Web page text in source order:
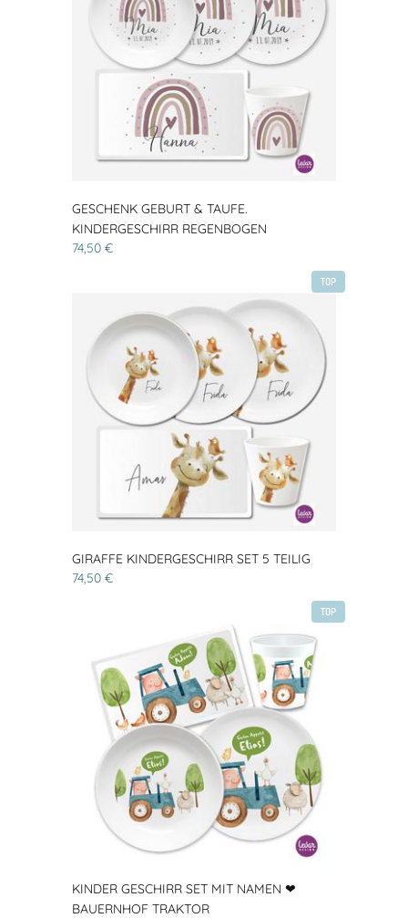
GESCHENK GEBURT & TAUFE.
KINDERGESCHIRR REGENBOGEN
74,50 €
TOP
GIRAFFE KINDERGESCHIRR SET 5 TEILIG
74,50 €
TOP
KINDER GESCHIRR SET MIT NAMEN ❤
BAUERNHOF TRAKTOR